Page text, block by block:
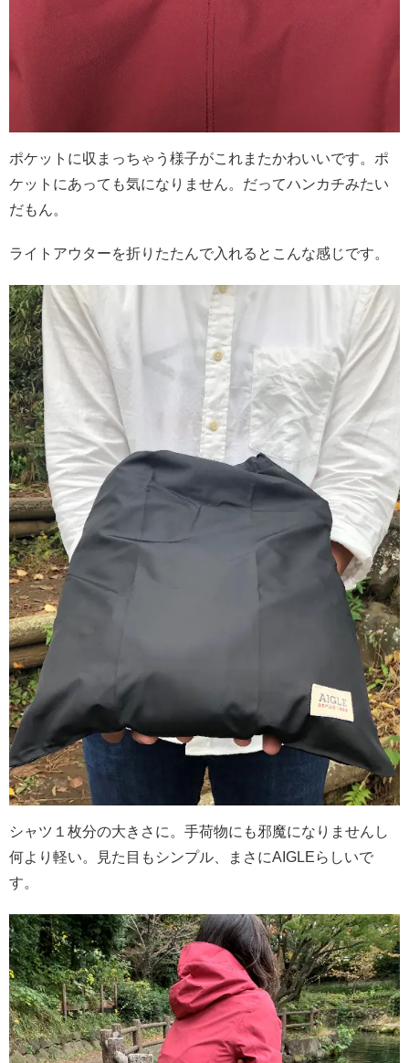
ポケットに収まっちゃう様子がこれまたかわいいです。ポ
ケットにあっても気になりません。だってハンカチみたい
だもん。
ライトアウターを折りたたんで入れるとこんな感じです。
シャツ１枚分の大きさに。手荷物にも邪魔になりませんし
何より軽い。見た目もシンプル、まさにAIGLEらしいで
す。